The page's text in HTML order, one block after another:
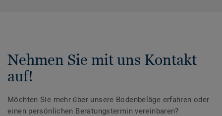
Nehmen Sie mit uns Kontakt
auf!
Möchten Sie mehr über unsere Bodenbeläge erfahren oder
einen persönlichen Beratungstermin vereinbaren?